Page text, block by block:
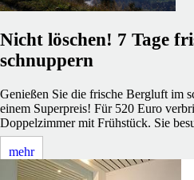
Nicht löschen! 7 Tage
schnuppern
Genießen Sie die frische Bergluft im
einem Superpreis! Für 520 Euro
Doppelzimmer mit Frühstück. Sie
mehr